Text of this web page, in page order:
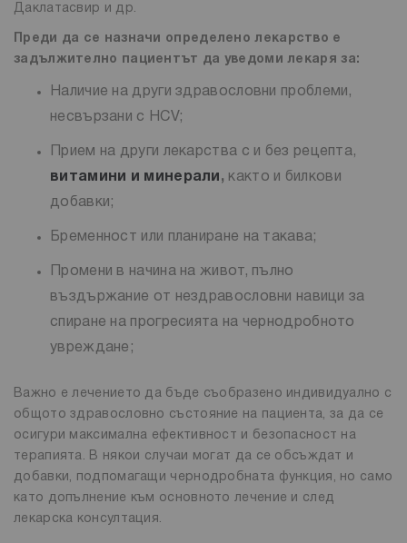
Даклатасвир и др.
Преди да се назначи определено лекарство е
задължително пациентът да уведоми лекаря за:
Наличие на други здравословни проблеми,
несвързани с HCV;
Прием на други лекарства с и без рецепта,
витамини и минерали , както и билкови
добавки;
Бременност или планиране на такава;
Промени в начина на живот, пълно
въздържание от нездравословни навици за
спиране на прогресията на чернодробното
увреждане;
Важно е лечението да бъде съобразено индивидуално с
общото здравословно състояние на пациента, за да се
осигури максимална ефективност и безопасност на
терапията. В някои случаи могат да се обсъждат и
добавки, подпомагащи чернодробната функция, но само
като допълнение към основното лечение и след
лекарска консултация.